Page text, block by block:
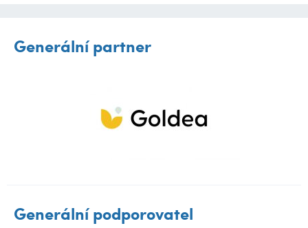
Generální partner
Generální podporovatel